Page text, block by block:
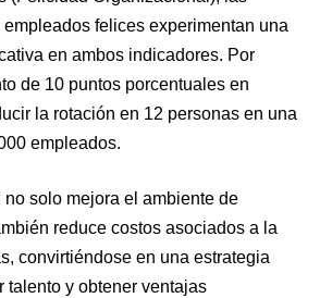
felices experimentan una
en ambos indicadores. Por
de 10 puntos porcentuales en
la rotación en 12 personas en una
empleados.
no solo mejora el ambiente de
reduce costos asociados a la
convirtiéndose en una estrategia
talento y obtener ventajas